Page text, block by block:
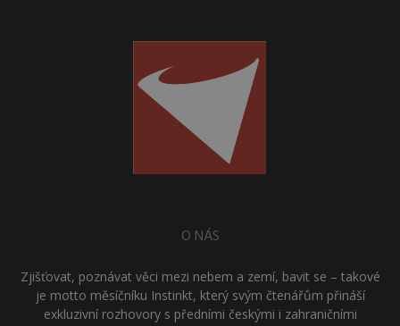
O NÁS
Zjišťovat, poznávat věci mezi nebem a zemí, bavit se – takové
je motto měsíčníku Instinkt, který svým čtenářům přináší
exkluzivní rozhovory s předními českými i zahraničními